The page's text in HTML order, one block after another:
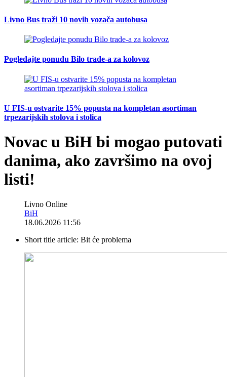
Livno Bus traži 10 novih vozača autobusa
Pogledajte ponudu Bilo trade-a za kolovoz
U FIS-u ostvarite 15% popusta na kompletan asortiman
trpezarijskih stolova i stolica
Novac u BiH bi mogao putovati
danima, ako završimo na ovoj
listi!
Livno Online
BiH
18.06.2026 11:56
Short title article: Bit će problema